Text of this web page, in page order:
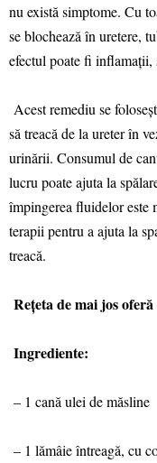
nu există simptome. Cu
se blochează în uretere,
efectul poate fi inflamații,
Acest remediu se
să treacă de la ureter în
urinării. Consumul de
lucru poate ajuta la
împingerea fluidelor este
terapii pentru a ajuta la
treacă.
Rețeta de mai jos
Ingrediente:
– 1 cană ulei de măsline
– 1 lămâie întreagă, cu